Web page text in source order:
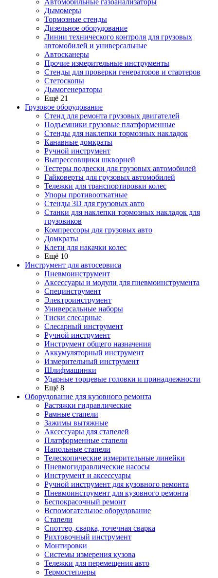
Автомобильные газоанализаторы
Дымомеры
Тормозные стенды
Дизельное оборудование
Линии технического контроля для грузовых
автомобилей и универсальные
Автосканеры
Прочие измерительные инструменты
Стенды для проверки генераторов и стартеров
Стетоскопы
Дымогенераторы
Ещё 21
Грузовое оборудование
Стенд для ремонта грузовых двигателей
Подъемники грузовые платформенные
Стенды для наклепки тормозных накладок
Канавные домкраты
Ручной инструмент
Выпрессовщики шкворней
Тестеры подвески для грузовых автомобилей
Гайковерты для грузовых автомобилей
Тележки для транспортировки колес
Упоры противооткатные
Стенды 3D для грузовых авто
Станки для наклепки тормозных накладок для
грузовиков
Компрессоры для грузовых авто
Домкраты
Клети для накачки колес
Ещё 10
Инструмент для автосервиса
Пневмоинструмент
Аксессуары и модули для пневмоинструмента
Специнструмент
Электроинструмент
Универсальные наборы
Тиски слесарные
Слесарный инструмент
Ручной инструмент
Инструмент общего назначения
Аккумуляторный инструмент
Измерительный инструмент
Шлифмашинки
Ударные торцевые головки и принадлежности
Ещё 8
Оборудование для кузовного ремонта
Растяжки гидравлические
Рамные стапели
Зажимы вытяжные
Аксессуары для стапелей
Платформенные стапели
Напольные стапели
Телескопические измерительные линейки
Пневмогидравлические насосы
Инструмент и аксессуары
Ручной инструмент для кузовного ремонта
Пневмоинструмент для кузовного ремонта
Беспокрасочный ремонт
Вспомогательное оборудование
Стапели
Споттер, сварка, точечная сварка
Рихтовочный инструмент
Монтировки
Системы измерения кузова
Тележки для перемещения авто
Термостеплеры